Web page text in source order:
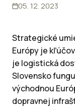
05. 12. 2023
Strategické
Európy je
je logistická
Slovensko
východnou
dopravnej